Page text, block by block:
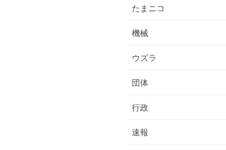
たまニコ
機械
ウズラ
団体
行政
速報